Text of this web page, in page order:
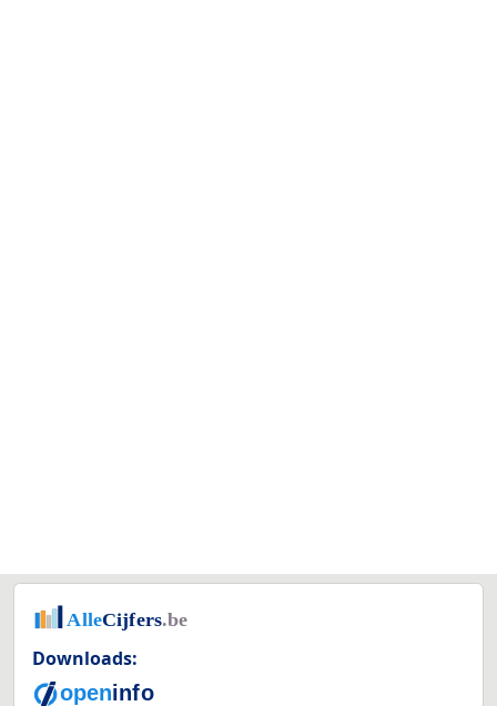
Downloads: